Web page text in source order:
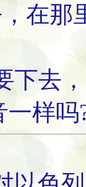
在那
下去
样